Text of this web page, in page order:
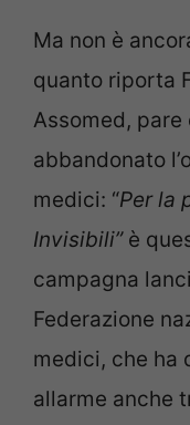
Ma non è
quanto riporta
Assomed, pare
abbandonato
medici: “Per la
Invisibili”è
campagna
Federazione
medici, che ha
allarme anche